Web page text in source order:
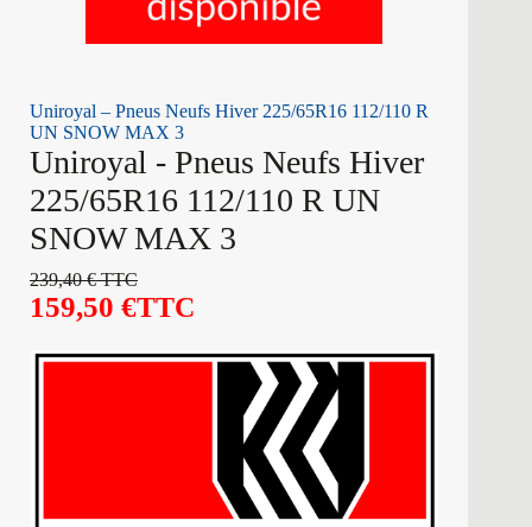
Uniroyal – Pneus Neufs Hiver 225/65R16 112/110 R
UN SNOW MAX 3
Uniroyal - Pneus Neufs Hiver
225/65R16 112/110 R UN
SNOW MAX 3
239,40€TTC
159,50 €TTC